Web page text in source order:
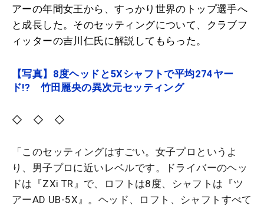
アーの年間女王から、すっかり世界のトップ選手へ
と成長した。そのセッティングについて、クラブフ
ィッターの吉川仁氏に解説してもらった。
【写真】8度ヘッドと5Xシャフトで平均274ヤー
ド!? 竹田麗央の異次元セッティング
◇ ◇ ◇
「このセッティングはすごい。女子プロというよ
り、男子プロに近いレベルです。ドライバーのヘッ
ドは『ZXi TR』で、ロフトは8度、シャフトは『ツ
アーAD UB-5X』。ヘッド、ロフト、シャフトすべて